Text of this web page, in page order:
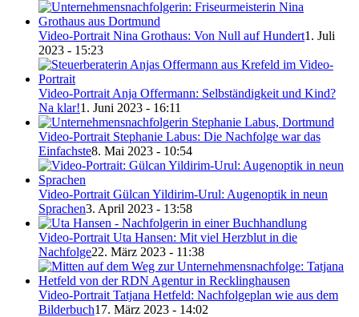
Video-Portrait Nina Grothaus: Von Null auf Hundert1. Juli
2023 - 15:23
Video-Portrait Anja Offermann: Selbständigkeit und Kind?
Na klar!1. Juni 2023 - 16:11
Video-Portrait Stephanie Labus: Die Nachfolge war das
Einfachste8. Mai 2023 - 10:54
Video-Portrait Gülcan Yildirim-Urul: Augenoptik in neun
Sprachen3. April 2023 - 13:58
Video-Portrait Uta Hansen: Mit viel Herzblut in die
Nachfolge22. März 2023 - 11:38
Video-Portrait Tatjana Hetfeld: Nachfolgeplan wie aus dem
Bilderbuch17. März 2023 - 14:02